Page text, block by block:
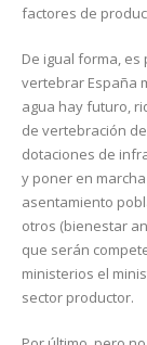
factores de
De igual forma,
vertebrar España
agua hay futuro,
de vertebración
dotaciones de
y poner en
asentamiento
otros (bienestar
que serán
ministerios el
sector productor.